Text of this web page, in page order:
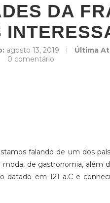
DA
agosto 13, 2019 Última
0 comentário
falando de um dos
de gastronomia, além
datado em 121 a.C e